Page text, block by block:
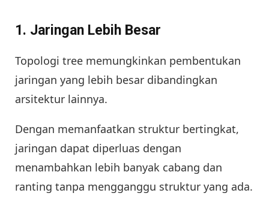
1. Jaringan Lebih Besar
Topologi tree memungkinkan pembentukan
jaringan yang lebih besar dibandingkan
arsitektur lainnya.
Dengan memanfaatkan struktur bertingkat,
jaringan dapat diperluas dengan
menambahkan lebih banyak cabang dan
ranting tanpa mengganggu struktur yang ada.